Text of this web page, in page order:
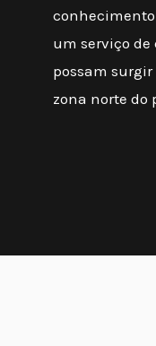
um serviço
possam
zona norte do